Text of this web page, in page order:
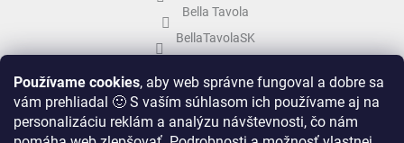
Používame cookies, aby web správne fungoval a dobre sa
vám prehliadal 🙂 S vaším súhlasom ich používame aj na
personalizáciu reklám a analýzu návštevnosti, čo nám
Bella Tavola
BellaTavolaSK